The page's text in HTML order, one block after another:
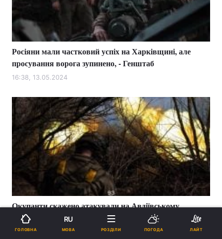
Росіяни мали частковий успіх на Харківщині, але
просування ворога зупинено, - Генштаб
16:38, 13.05.2024
Окупанти скажено атакували на Авдіївському
напрямку, - Генштаб
08:49, 09.05.2024
ГОЛОВНА
RU
МОВА РОЗДІЛИ ПОГОДА ЛАЙТ